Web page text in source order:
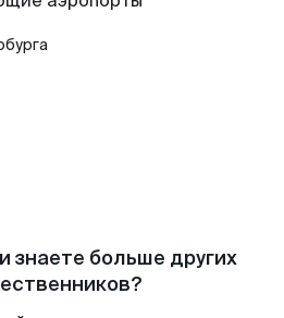
знаете больше других